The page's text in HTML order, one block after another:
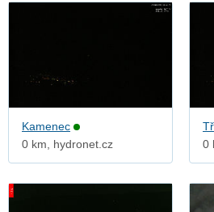
Kamenec
0 km, hydronet.cz
0